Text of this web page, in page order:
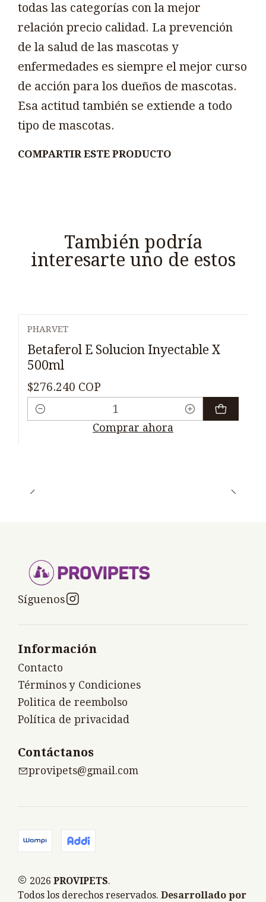
todas las categorías con la mejor
relación precio calidad. La prevención
de la salud de las mascotas y
enfermedades es siempre el mejor curso
de acción para los dueños de mascotas.
Esa actitud también se extiende a todo
tipo de mascotas.
COMPARTIR ESTE PRODUCTO
También podría
interesarte uno de estos
PHARVET
Betaferol E Solucion Inyectable X
500ml
$276.240 COP
Cantidad
Comprar ahora
Síguenos
Información
Contacto
Términos y Condiciones
Politica de reembolso
Política de privacidad
Contáctanos
provipets@gmail.com
2026 PROVIPETS.
Todos los derechos reservados. Desarrollado por